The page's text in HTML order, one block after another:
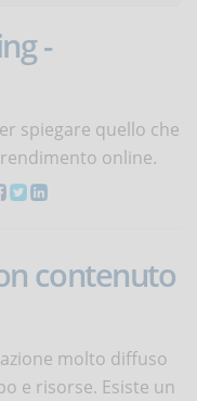
-
spiegare quello che
online.
contenuto
molto diffuso
e risorse. Esiste un